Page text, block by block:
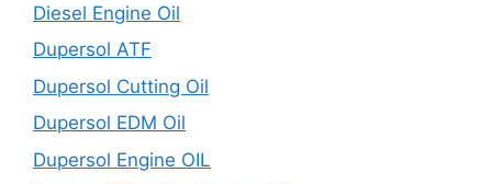
Diesel Engine Oil
Dupersol ATF
Dupersol Cutting Oil
Dupersol EDM Oil
Dupersol Engine OIL